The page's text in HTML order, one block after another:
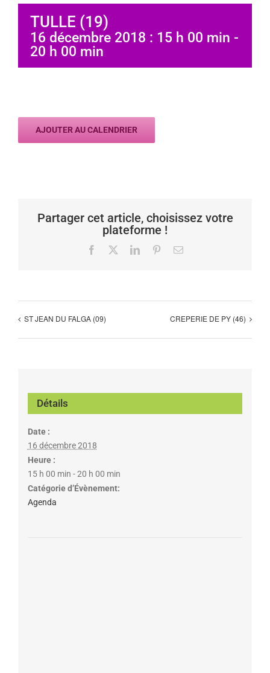
TULLE (19)
16 décembre 2018 : 15 h 00 min -
20 h 00 min
AJOUTER AU CALENDRIER
Partager cet article, choisissez votre
plateforme !
Facebook LinkedInPinterestEmail
ST JEAN DU FALGA (09) CREPERIE DE PY (46)
Détails
Date :
16 décembre 2018
Heure :
15 h 00 min - 20 h 00 min
Catégorie d’Évènement:
Agenda